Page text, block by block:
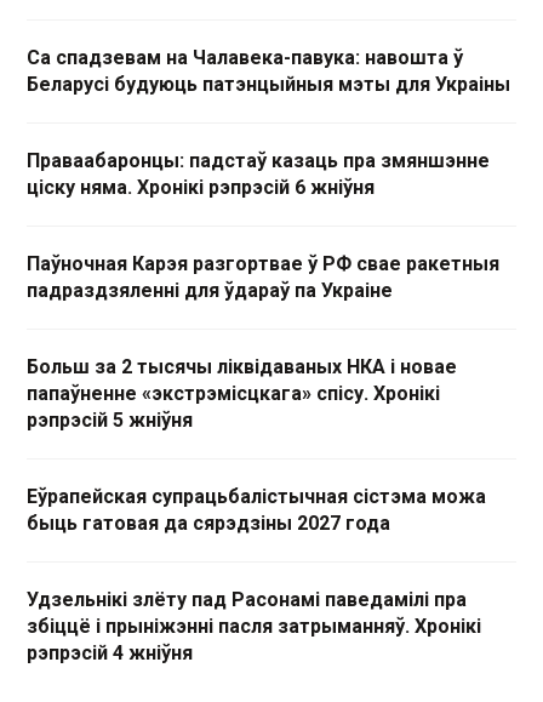
Са спадзевам на Чалавека-павука: навошта ў
Беларусі будуюць патэнцыйныя мэты для Украіны
Праваабаронцы: падстаў казаць пра змяншэнне
ціску няма. Хронікі рэпрэсій 6 жніўня
Паўночная Карэя разгортвае ў РФ свае ракетныя
падраздзяленні для ўдараў па Украіне
Больш за 2 тысячы ліквідаваных НКА і новае
папаўненне «экстрэмісцкага» спісу. Хронікі
рэпрэсій 5 жніўня
Еўрапейская супрацьбалістычная сістэма можа
быць гатовая да сярэдзіны 2027 года
Удзельнікі злёту пад Расонамі паведамілі пра
збіццё і прыніжэнні пасля затрыманняў. Хронікі
рэпрэсій 4 жніўня